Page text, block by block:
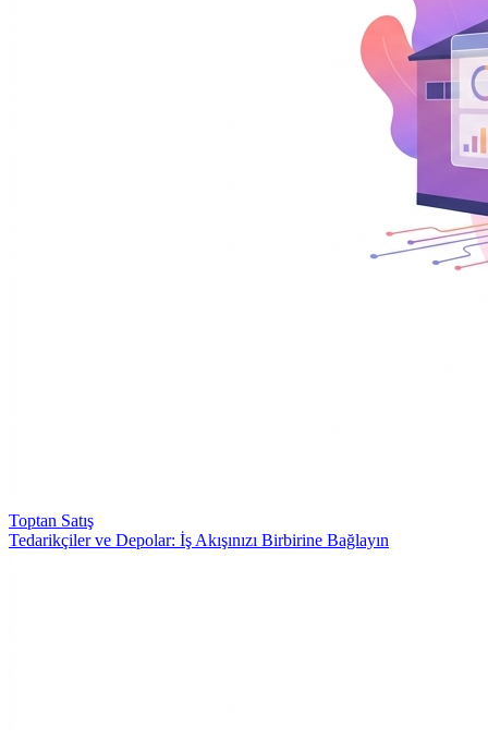
Toptan Satış
Tedarikçiler ve Depolar: İş Akışınızı Birbirine Bağlayın